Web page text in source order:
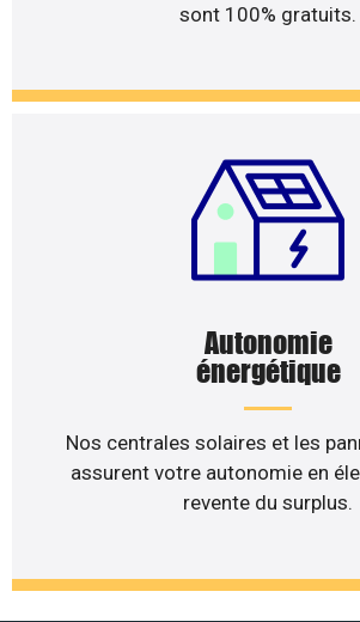
sont 100% gratuits.
Autonomie
énergétique
Nos centrales solaires et les
assurent votre autonomie en
revente du surplus.